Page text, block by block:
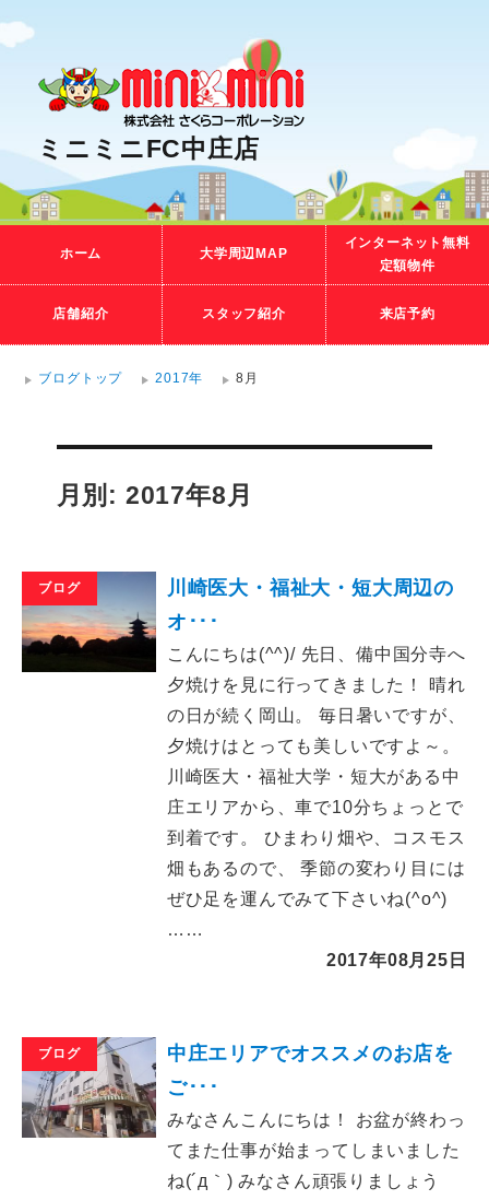
ミニミニFC中庄店
ホーム 大学周辺MAP
インターネット無料
定額物件
店舗紹介 スタッフ紹介 来店予約
ブログトップ 2017年 8月
月別: 2017年8月
ブログ
川崎医大・福祉大・短大周辺の
オ･･･
こんにちは(^^)/ 先日、備中国分寺へ
夕焼けを見に行ってきました！ 晴れ
の日が続く岡山。 毎日暑いですが、
夕焼けはとっても美しいですよ～。
川崎医大・福祉大学・短大がある中
庄エリアから、車で10分ちょっとで
到着です。 ひまわり畑や、コスモス
畑もあるので、 季節の変わり目には
ぜひ足を運んでみて下さいね(^o^)
……
2017年08月25日
ブログ
中庄エリアでオススメのお店を
ご･･･
みなさんこんにちは！ お盆が終わっ
てまた仕事が始まってしまいました
ね(´д｀) みなさん頑張りましょう